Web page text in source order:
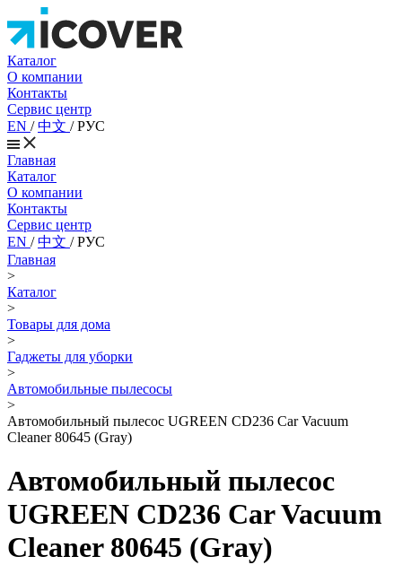
Каталог
О компании
Контакты
Сервис центр
EN /中文 /РУС
Главная
Каталог
О компании
Контакты
Сервис центр
EN /中文 /РУС
Главная
>
Каталог
>
Товары для дома
>
Гаджеты для уборки
>
Автомобильные пылесосы
>
Автомобильный пылесос UGREEN CD236 Car Vacuum
Cleaner 80645 (Gray)
Автомобильный пылесос
UGREEN CD236 Car Vacuum
Cleaner 80645 (Gray)